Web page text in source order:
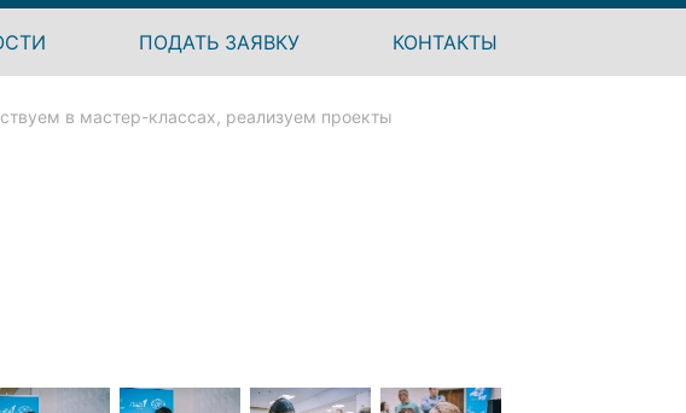
ПОДАТЬ ЗАЯВКУ КОНТАКТЫ
в мастер-классах, реализуем проекты